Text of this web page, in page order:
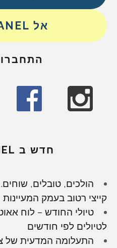
אל BIKEPANEL
התחברו
חדש ב OUTPANEL
הולכים, טובלים,
קייצי רטוב בעמק המעיינות
טיולי החודש – לוח
לטיולים לפי חודשים
התעלומה המדעית של